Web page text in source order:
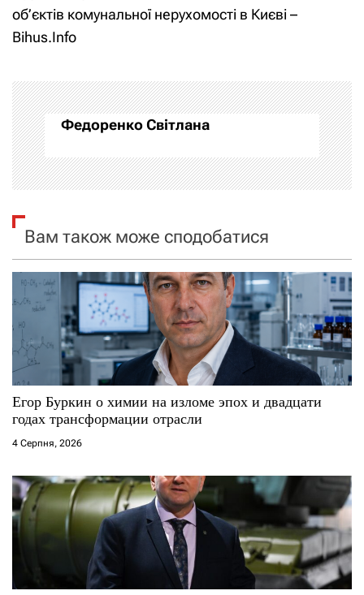
і
г
а
ц
і
я
з
а
п
и
с
і
в
об’єктів комунальної нерухомості в Києві –
Bihus.Info
Федоренко Світлана
Вам також може сподобатися
Егор Буркин о химии на изломе эпох и двадцати
годах трансформации отрасли
4 Серпня, 2026